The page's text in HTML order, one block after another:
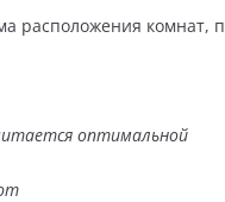
расположения комнат,
оптимальной